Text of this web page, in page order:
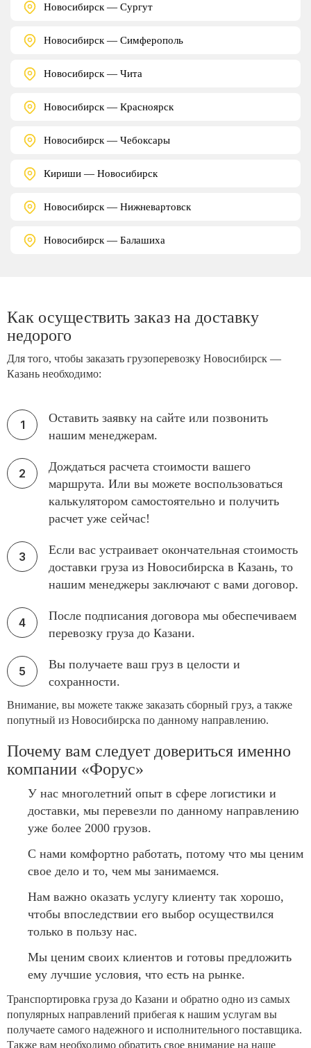
Новосибирск — Сургут
Новосибирск — Симферополь
Новосибирск — Чита
Новосибирск — Красноярск
Новосибирск — Чебоксары
Кириши — Новосибирск
Новосибирск — Нижневартовск
Новосибирск — Балашиха
Как осуществить заказ на доставку
недорого
Для того, чтобы заказать грузоперевозку Новосибирск —
Казань необходимо:
Оставить заявку на сайте или позвонить
нашим менеджерам.
Дождаться расчета стоимости вашего
маршрута. Или вы можете воспользоваться
калькулятором самостоятельно и получить
расчет уже сейчас!
Если вас устраивает окончательная стоимость
доставки груза из Новосибирска в Казань, то
нашим менеджеры заключают с вами договор.
После подписания договора мы обеспечиваем
перевозку груза до Казани.
Вы получаете ваш груз в целости и
сохранности.
Внимание, вы можете также заказать сборный груз, а также
попутный из Новосибирска по данному направлению.
Почему вам следует довериться именно
компании «Форус»
У нас многолетний опыт в сфере логистики и
доставки, мы перевезли по данному направлению
уже более 2000 грузов.
С нами комфортно работать, потому что мы ценим
свое дело и то, чем мы занимаемся.
Нам важно оказать услугу клиенту так хорошо,
чтобы впоследствии его выбор осуществился
только в пользу нас.
Мы ценим своих клиентов и готовы предложить
ему лучшие условия, что есть на рынке.
Транспортировка груза до Казани и обратно одно из самых
популярных направлений прибегая к нашим услугам вы
получаете самого надежного и исполнительного поставщика.
Также вам необходимо обратить свое внимание на наше